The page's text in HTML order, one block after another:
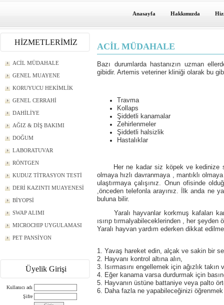
Anasayfa Hakkımızda
HİZMETLERİMİZ
ACİL MÜDAHALE
GENEL MUAYENE
KORUYUCU HEKİMLİK
GENEL CERRAHİ
DAHİLİYE
AĞIZ & DİŞ BAKIMI
DOĞUM
LABORATUVAR
RÖNTGEN
KUDUZ TİTRASYON TESTİ
DERİ KAZINTI MUAYENESİ
BİYOPSİ
SWAP ALIMI
MICROCHIP UYGULAMASI
PET PANSİYON
Üyelik Girişi
Kullanıcı adı
Şifre
ACİL MÜDAHALE
Bazı durumlarda hastanızın uzman
gibidir. Artemis veteriner kliniği olarak bu
Travma
Kollaps
Şiddetli kanamalar
Zehirlenmeler
Şiddetli halsizlik
Hastalıklar
Her ne kadar siz köpek ve kedinize
olmaya hızlı davranmaya , mantıklı
ulaştırmaya çalışınız. Onun ofisinde
,önceden telefonla arayınız. İlk anda ne
buluna bilir.
Yaralı hayvanlar korkmuş kafaları
ısırıp tırmalyabileceklerinden , her
Yaralı hayvan yardım ederken dikkat
1. Yavaş hareket edin, alçak ve sakin bir
2. Hayvanı kontrol altına alın,
3. Isırmasını engellemek için ağızlık takın
4. Eğer kanama varsa durdurmak için
5. Hayvanın üstüne battaniye veya palto
6. Daha fazla ne yapabileceğinizi